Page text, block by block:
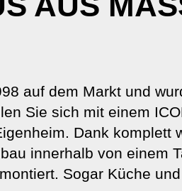
auf dem Markt und
Sie sich mit einem
Dank komplett
innerhalb von einem
Sogar Küche